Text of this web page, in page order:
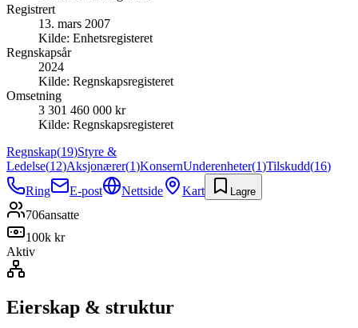
Registrert
13. mars 2007
Kilde: Enhetsregisteret
Regnskapsår
2024
Kilde: Regnskapsregisteret
Omsetning
3 301 460 000 kr
Kilde: Regnskapsregisteret
Regnskap(19)Styre &
Ledelse(12)Aksjonærer(1)KonsernUnderenheter(1)Tilskudd(16)
Ring
E-post Nettside Kart Lagre
706ansatte
100k kr
Aktiv
Eierskap & struktur